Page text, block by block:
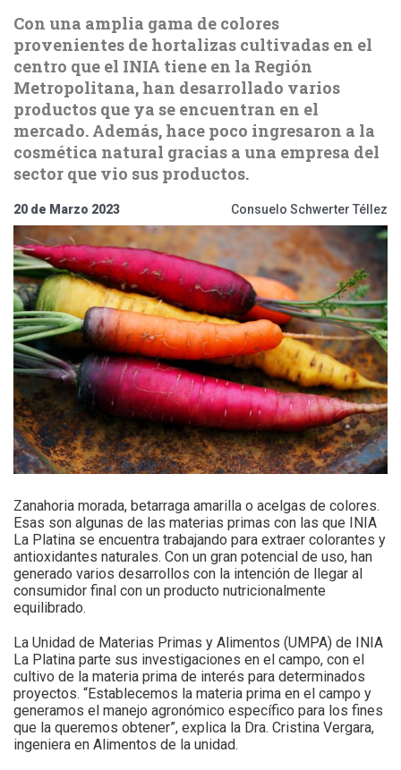
Con una amplia gama de colores
provenientes de hortalizas cultivadas en el
centro que el INIA tiene en la Región
Metropolitana, han desarrollado varios
productos que ya se encuentran en el
mercado. Además, hace poco ingresaron a la
cosmética natural gracias a una empresa del
sector que vio sus productos.
20 de Marzo 2023 Consuelo Schwerter Téllez
Zanahoria morada, betarraga amarilla o acelgas de colores.
Esas son algunas de las materias primas con las que INIA
La Platina se encuentra trabajando para extraer colorantes y
antioxidantes naturales. Con un gran potencial de uso, han
generado varios desarrollos con la intención de llegar al
consumidor final con un producto nutricionalmente
equilibrado.
La Unidad de Materias Primas y Alimentos (UMPA) de INIA
La Platina parte sus investigaciones en el campo, con el
cultivo de la materia prima de interés para determinados
proyectos. “Establecemos la materia prima en el campo y
generamos el manejo agronómico específico para los fines
que la queremos obtener”, explica la Dra. Cristina Vergara,
ingeniera en Alimentos de la unidad.